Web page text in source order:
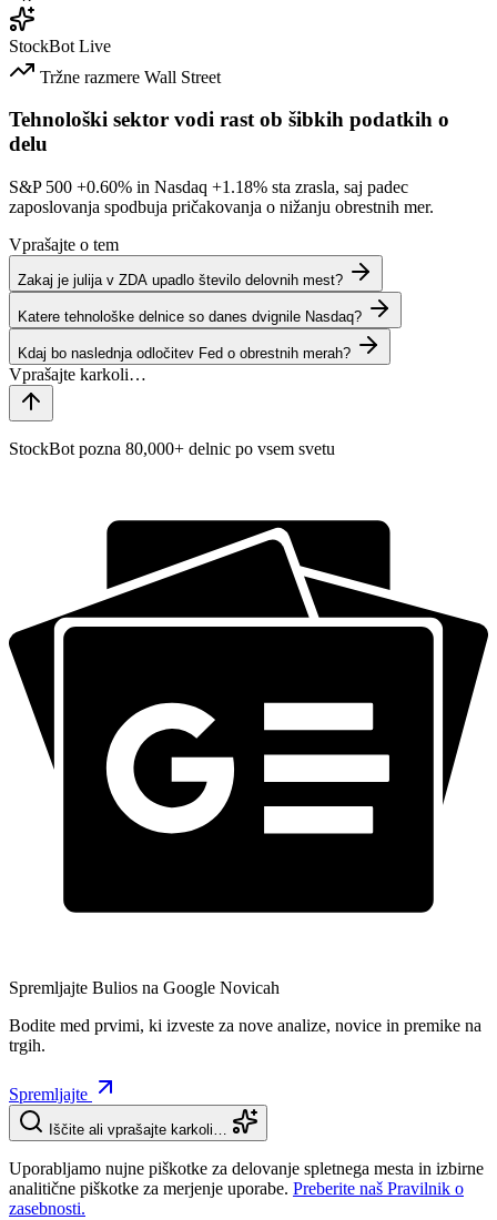
StockBot Live
Tržne razmere Wall Street
Tehnološki sektor vodi rast ob šibkih podatkih o
delu
S&P 500 +0.60% in Nasdaq +1.18% sta zrasla, saj padec
zaposlovanja spodbuja pričakovanja o nižanju obrestnih mer.
Vprašajte o tem
Zakaj je julija v ZDA upadlo število delovnih mest?
Katere tehnološke delnice so danes dvignile Nasdaq?
Kdaj bo naslednja odločitev Fed o obrestnih merah?
StockBot pozna 80,000+ delnic po vsem svetu
Spremljajte Bulios na Google Novicah
Bodite med prvimi, ki izveste za nove analize, novice in premike na
trgih.
Spremljajte
Iščite ali vprašajte karkoli…
Uporabljamo nujne piškotke za delovanje spletnega mesta in izbirne
analitične piškotke za merjenje uporabe. Preberite naš Pravilnik o
zasebnosti.